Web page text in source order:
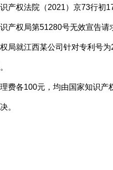
权法院（2021）京73行初
权局第51280号无效宣告请
就江西某公司针对专利号为
各100元，均由国家知识产
。